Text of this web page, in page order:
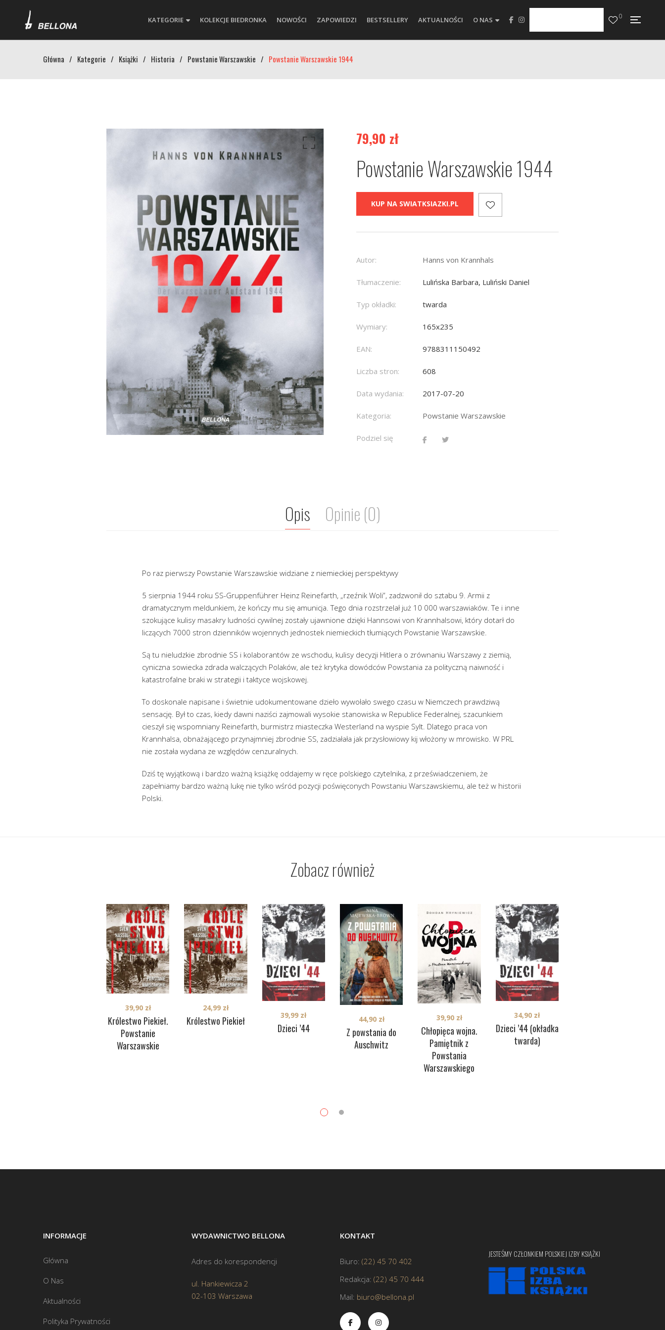
KATEGORIE KOLEKCJE BIEDRONKA NOWOŚCI ZAPOWIEDZI BESTSELLERY AKTUALNOŚCI O NAS 0
Główna / Kategorie / Książki / Historia / Powstanie Warszawskie / Powstanie Warszawskie 1944
79,90 zł
Powstanie Warszawskie 1944
KUP NA SWIATKSIAZKI.PL
Autor: Hanns von Krannhals
Tłumaczenie: Lulińska Barbara, Luliński Daniel
Typ okładki: twarda
Wymiary: 165x235
EAN: 9788311150492
Liczba stron: 608
Data wydania: 2017-07-20
Kategoria: Powstanie Warszawskie
Podziel się
Opis Opinie (0)
Po raz pierwszy Powstanie Warszawskie widziane z niemieckiej perspektywy
5 sierpnia 1944 roku SS-Gruppenführer Heinz Reinefarth, „rzeźnik Woli”, zadzwonił do sztabu 9. Armii z
dramatycznym meldunkiem, że kończy mu się amunicja. Tego dnia rozstrzelał już 10 000 warszawiaków. Te i inne
szokujące kulisy masakry ludności cywilnej zostały ujawnione dzięki Hannsowi von Krannhalsowi, który dotarł do
liczących 7000 stron dzienników wojennych jednostek niemieckich tłumiących Powstanie Warszawskie.
Są tu nieludzkie zbrodnie SS i kolaborantów ze wschodu, kulisy decyzji Hitlera o zrównaniu Warszawy z ziemią,
cyniczna sowiecka zdrada walczących Polaków, ale też krytyka dowódców Powstania za polityczną naiwność i
katastrofalne braki w strategii i taktyce wojskowej.
To doskonale napisane i świetnie udokumentowane dzieło wywołało swego czasu w Niemczech prawdziwą
sensację. Był to czas, kiedy dawni naziści zajmowali wysokie stanowiska w Republice Federalnej, szacunkiem
cieszył się wspomniany Reinefarth, burmistrz miasteczka Westerland na wyspie Sylt. Dlatego praca von
Krannhalsa, obnażającego przynajmniej zbrodnie SS, zadziałała jak przysłowiowy kij włożony w mrowisko. W PRL
nie została wydana ze względów cenzuralnych.
Dziś tę wyjątkową i bardzo ważną książkę oddajemy w ręce polskiego czytelnika, z przeświadczeniem, że
zapełniamy bardzo ważną lukę nie tylko wśród pozycji poświęconych Powstaniu Warszawskiemu, ale też w historii
Polski.
Zobacz również
Królestwo Piekieł.
Powstanie
Warszawskie
39,90 zł
Królestwo Piekieł
24,99 zł
Dzieci ’44
39,99 zł
Z powstania do
Auschwitz
44,90 zł
Chłopięca wojna.
Pamiętnik z
Powstania
Warszawskiego
39,90 zł
Dzieci ’44 (okładka
twarda)
34,90 zł
INFORMACJE
Główna
O Nas
Aktualności
Polityka Prywatności
WYDAWNICTWO BELLONA
Adres do korespondencji
ul. Hankiewicza 2
02-103 Warszawa
KONTAKT
Biuro: (22) 45 70 402
Redakcja: (22) 45 70 444
Mail: biuro@bellona.pl
JESTEŚMY CZŁONKIEM POLSKIEJ IZBY KSIĄŻKI